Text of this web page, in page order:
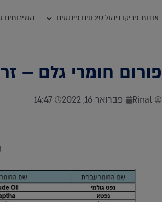
אודות פריקו ניהול סיכונים פיננסים השירותים
פורום חומרי גלם –
Rinat פברואר 16, 2022 14:47